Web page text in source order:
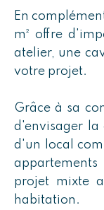
En
m² offre
atelier, une
votre projet.
Grâce à sa
d'envisager la
d'un local
projet mixte
habitation.